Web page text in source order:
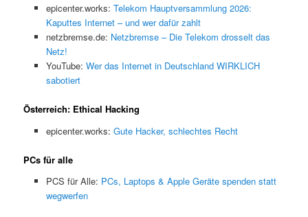
epicenter.works: Telekom Hauptversammlung 2026:
Kaputtes Internet – und wer dafür zahlt
netzbremse.de: Netzbremse – Die Telekom drosselt das
Netz!
YouTube: Wer das Internet in Deutschland WIRKLICH
sabotiert
Österreich: Ethical Hacking
epicenter.works: Gute Hacker, schlechtes Recht
PCs für alle
PCS für Alle: PCs, Laptops & Apple Geräte spenden statt
wegwerfen